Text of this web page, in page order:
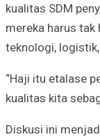
kualitas SDM
mereka harus tak
teknologi,
“Haji itu etalase
kualitas kita
Diskusi ini